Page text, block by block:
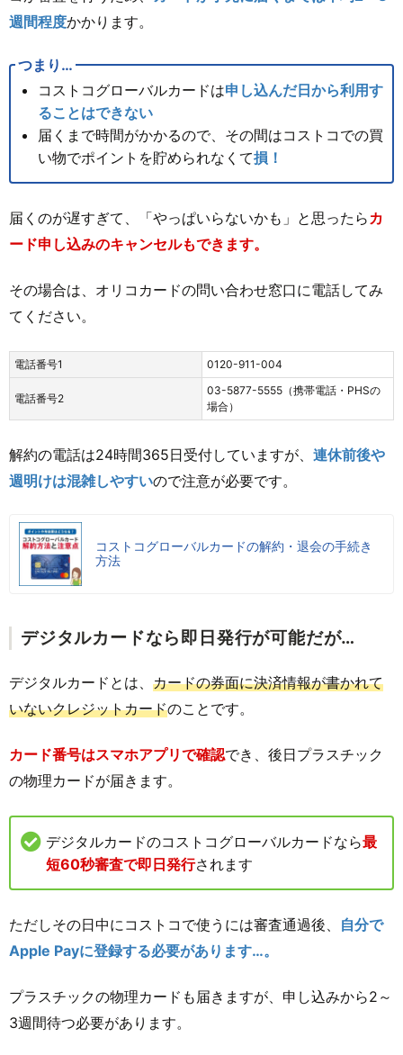
週間程度かかります。
つまり…
コストコグローバルカードは申し込んだ日から利用す
ることはできない
届くまで時間がかかるので、その間はコストコでの買
い物でポイントを貯められなくて損！
届くのが遅すぎて、「やっぱいらないかも」と思ったら カ
ード申し込みのキャンセルもできます。
その場合は、オリコカードの問い合わせ窓口に電話してみ
てください。
電話番号1 0120-911-004
電話番号2
03-5877-5555（携帯電話・PHSの
場合）
解約の電話は24時間365日受付していますが、 連休前後や
週明けは混雑しやすいので注意が必要です。
コストコグローバルカードの解約・退会の手続き
方法
デジタルカードなら即日発行が可能だが…
デジタルカードとは、 カードの券面に決済情報が書かれて
いないクレジットカードのことです。
カード番号はスマホアプリで確認でき、後日プラスチック
の物理カードが届きます。
デジタルカードのコストコグローバルカードなら最
短60秒審査で即日発行されます
ただしその日中にコストコで使うには審査通過後、 自分で
Apple Payに登録する必要があります…。
プラスチックの物理カードも届きますが、申し込みから2～
3週間待つ必要があります。